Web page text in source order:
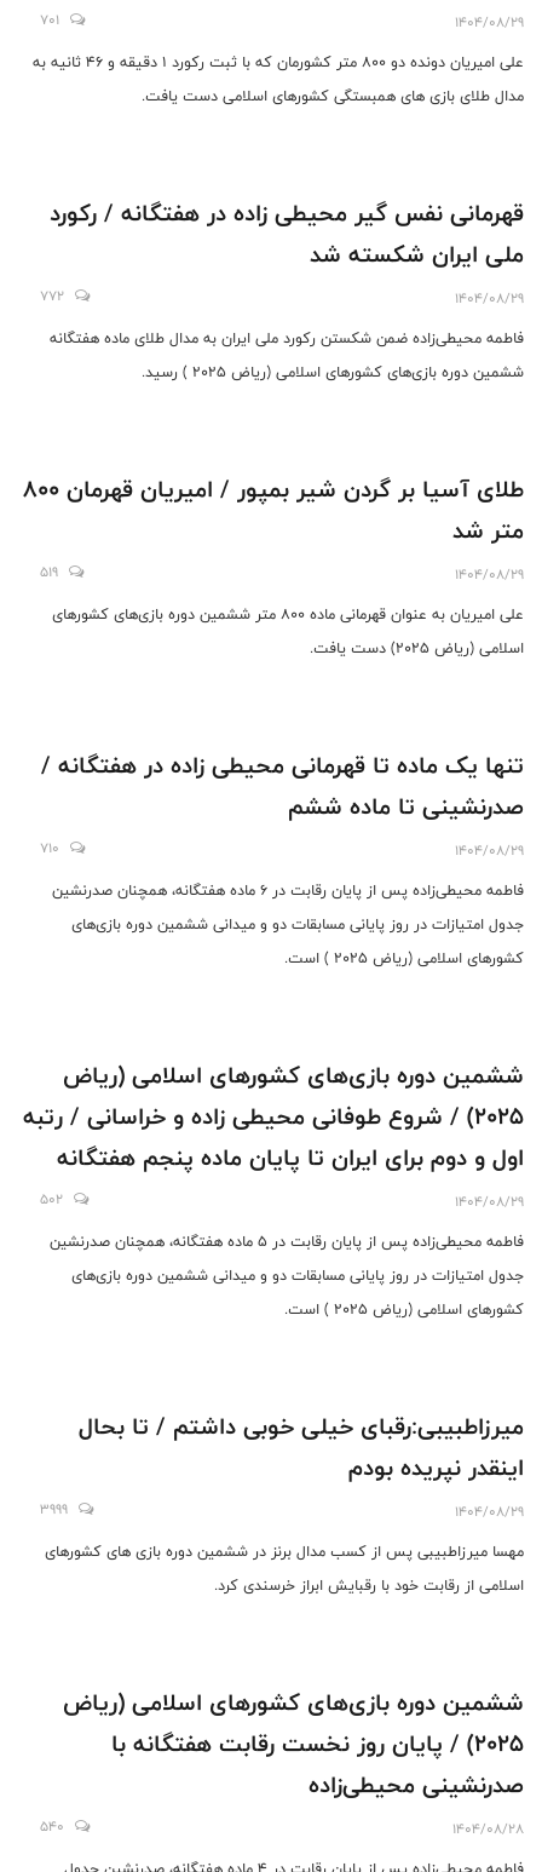
1404/08/29
701
علی امیریان دونده دو ٨٠٠ متر کشورمان که با ثبت رکورد ١ دقیقه و ۴۶ ثانیه به
مدال طلای بازی های همبستگی کشورهای اسلامی دست یافت.
قهرمانی نفس گیر محیطی زاده در هفتگانه / رکورد
ملی ایران شکسته شد
1404/08/29
772
فاطمه محیطی‌زاده ضمن شکستن رکورد ملی ایران به مدال طلای ماده هفتگانه
ششمین دوره بازی‌های کشورهای اسلامی (ریاض 2025 ) رسید.
طلای آسیا بر گردن شیر بمپور / امیریان قهرمان 800
متر شد
1404/08/29
519
علی امیریان به عنوان قهرمانی ماده 800 متر ششمین دوره بازی‌های کشورهای
اسلامی (ریاض 2025) دست یافت.
تنها یک ماده تا قهرمانی محیطی زاده در هفتگانه /
صدرنشینی تا ماده ششم
1404/08/29
710
فاطمه محیطی‌زاده پس از پایان رقابت در 6 ماده هفتگانه، همچنان صدرنشین
جدول امتیازات در روز پایانی مسابقات دو و میدانی ششمین دوره بازی‌های
کشورهای اسلامی (ریاض 2025 ) است.
ششمین دوره بازی‌های کشورهای اسلامی (ریاض
2025) / شروع طوفانی محیطی زاده و خراسانی / رتبه
اول و دوم برای ایران تا پایان ماده پنجم هفتگانه
1404/08/29
502
فاطمه محیطی‌زاده پس از پایان رقابت در 5 ماده هفتگانه، همچنان صدرنشین
جدول امتیازات در روز پایانی مسابقات دو و میدانی ششمین دوره بازی‌های
کشورهای اسلامی (ریاض 2025 ) است.
میرزاطبیبی:رقبای خیلی خوبی داشتم / تا بحال
اینقدر نپریده بودم
1404/08/29
3999
مهسا میرزاطبیبی پس از کسب مدال برنز در ششمین دوره بازی های کشورهای
اسلامی از رقابت خود با رقبایش ابراز خرسندی کرد.
ششمین دوره بازی‌های کشورهای اسلامی (ریاض
2025) / پایان روز نخست رقابت هفتگانه با
صدرنشینی محیطی‌زاده
1404/08/28
540